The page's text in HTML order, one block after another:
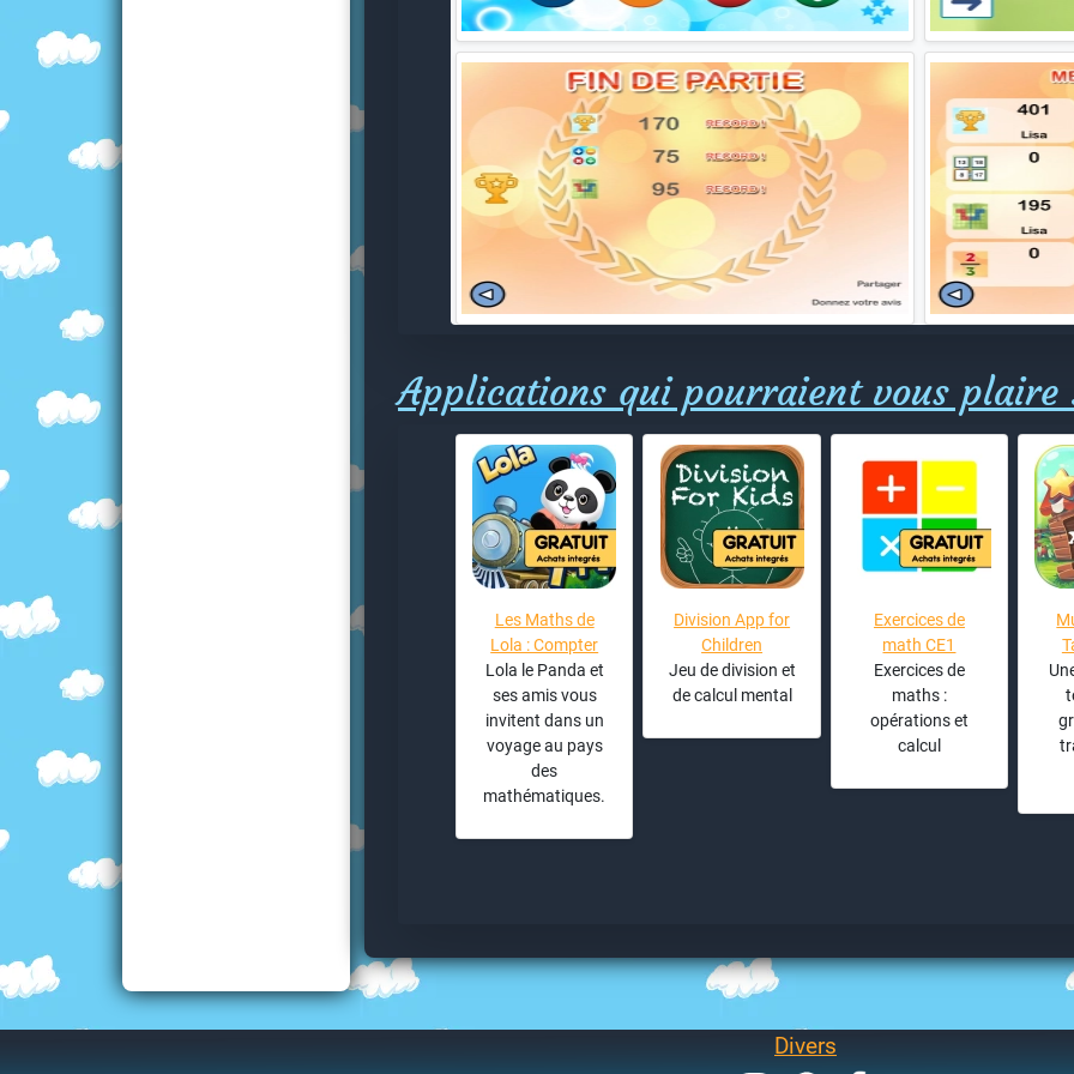
Applications qui pourraient vous plaire
Les Maths de
Lola : Compter
Lola le Panda et
ses amis vous
invitent dans un
voyage au pays
des
mathématiques.
Division App for
Children
Jeu de division et
de calcul mental
Exercices de
math CE1
Exercices de
maths :
opérations et
calcul
Divers